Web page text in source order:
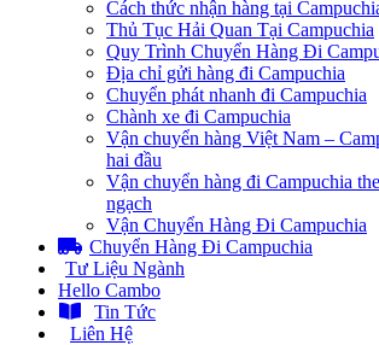
Cách thức nhận hàng tại
Thủ Tục Hải Quan Tại Campuchia
Quy Trình Chuyển Hàng Đi
Địa chỉ gửi hàng đi Campuchia
Chuyển phát nhanh đi Campuchia
Chành xe đi Campuchia
Vận chuyển hàng Việt Nam –
hai đầu
Vận chuyển hàng đi Campuchia
ngạch
Vận Chuyển Hàng Đi Campuchia
Chuyển Hàng Đi Campuchia
Tư Liệu Ngành
Hello Cambo
Tin Tức
Liên Hệ